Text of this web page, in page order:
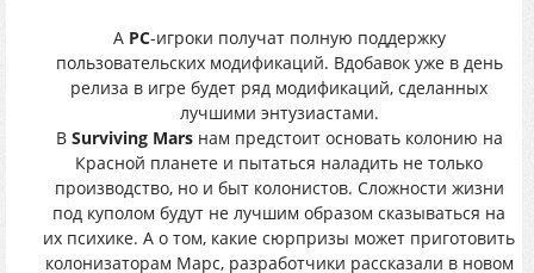
А РС-игроки получат полную поддержку
пользовательских модификаций. Вдобавок уже в день
релиза в игре будет ряд модификаций, сделанных
лучшими энтузиастами.
В Surviving Marsнам предстоит основать колонию на
Красной планете и пытаться наладить не только
производство, но и быт колонистов. Сложности жизни
под куполом будут не лучшим образом сказываться на
их психике. А о том, какие сюрпризы может приготовить
колонизаторам Марс, разработчики рассказали в новом